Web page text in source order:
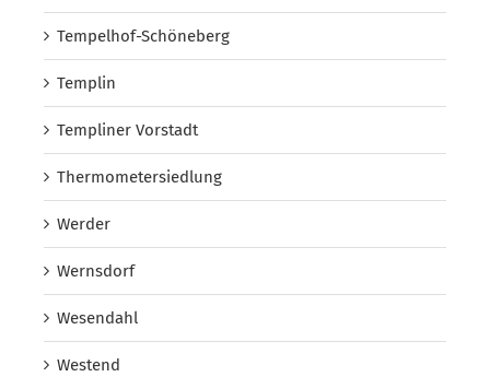
Tempelhof-Schöneberg
Templin
Templiner Vorstadt
Thermometersiedlung
Werder
Wernsdorf
Wesendahl
Westend